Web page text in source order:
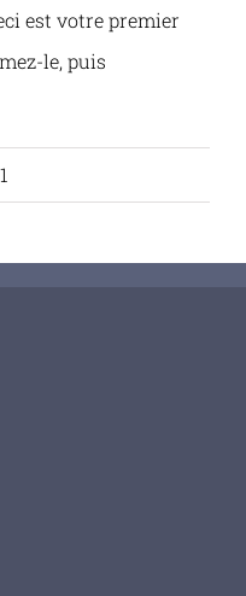
est votre premier
le, puis